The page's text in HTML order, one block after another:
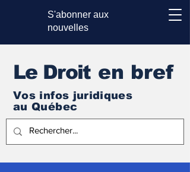
S'abonner aux
nouvelles
Le Droit en bref
Vos infos juridiques
au Québec